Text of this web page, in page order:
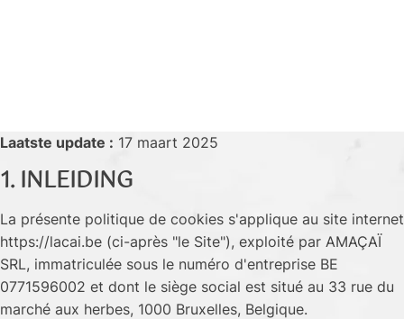
Laatste update : 17 maart 2025
1. INLEIDING
La présente politique de cookies s'applique au site internet
https://lacai.be (ci-après "le Site"), exploité par AMAÇAÏ
SRL, immatriculée sous le numéro d'entreprise BE
0771596002 et dont le siège social est situé au 33 rue du
marché aux herbes, 1000 Bruxelles, Belgique.